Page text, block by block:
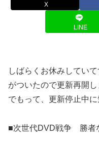
X
LINE
しばらくお休みしてい
がついたので更新再開し
でもって、更新停止中
■次世代DVD戦争 勝者